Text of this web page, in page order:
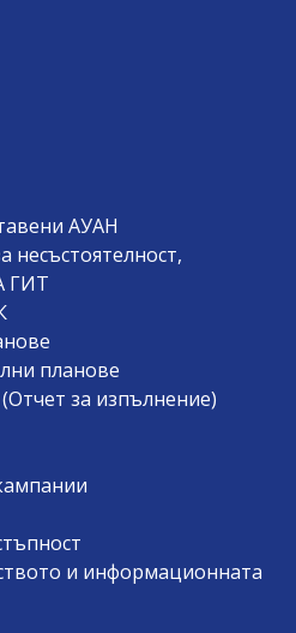
АУАН
несъстоятелност,
ГИТ
планове
за изпълнение)
и информационната